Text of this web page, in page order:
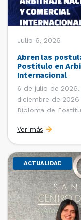
Julio 6, 2026
Abren las
Postítulo en
Internacional
6 de julio de
diciembre de
Diploma de
Derecho
Universidad de
Ver más
ACTUALIDAD